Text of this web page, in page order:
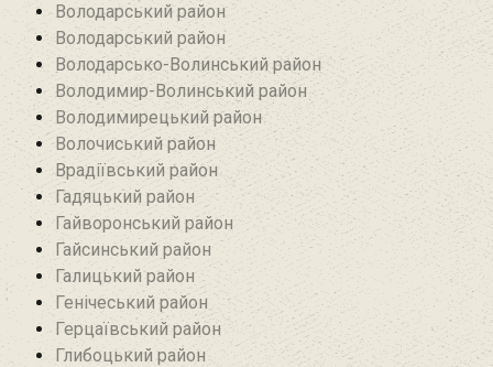
Володарський район
Володарський район
Володарсько-Волинський район
Володимир-Волинський район
Володимирецький район‎
Волочиський район
Врадіївський район‎
Гадяцький район
Гайворонський район
Гайсинський район
Галицький район
Генічеський район
Герцаївський район
Глибоцький район